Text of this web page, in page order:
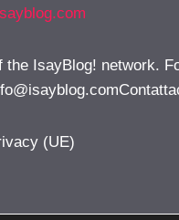
IsayBlog! network.
(UE)